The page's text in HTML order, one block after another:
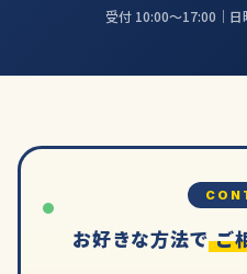
受付 10:00〜17:00｜
お好きな方法で ご